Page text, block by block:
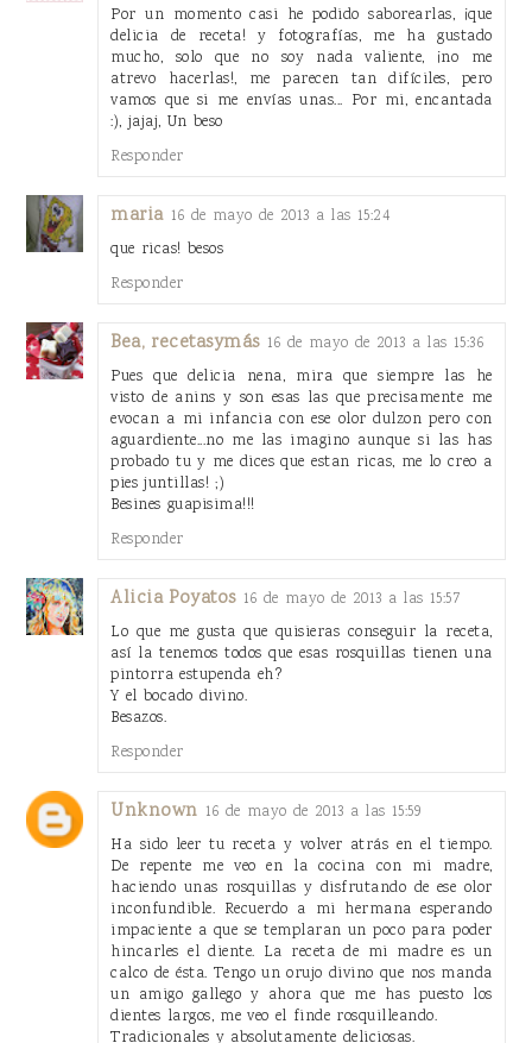
Por un momento casi he podido saborearlas, ¡que
delicia de receta! y fotografías, me ha gustado
mucho, solo que no soy nada valiente, ¡no me
atrevo hacerlas!, me parecen tan difíciles, pero
vamos que si me envías unas... Por mi, encantada
:), jajaj, Un beso
Responder
maria 16 de mayo de 2013 a las 15:24
que ricas! besos
Responder
Bea, recetasymás 16 de mayo de 2013 a las 15:36
Pues que delicia nena, mira que siempre las he
visto de anins y son esas las que precisamente me
evocan a mi infancia con ese olor dulzon pero con
aguardiente...no me las imagino aunque si las has
probado tu y me dices que estan ricas, me lo creo a
pies juntillas! ;)
Besines guapisima!!!
Responder
Alicia Poyatos 16 de mayo de 2013 a las 15:57
Lo que me gusta que quisieras conseguir la receta,
así la tenemos todos que esas rosquillas tienen una
pintorra estupenda eh?
Y el bocado divino.
Besazos.
Responder
Unknown 16 de mayo de 2013 a las 15:59
Ha sido leer tu receta y volver atrás en el tiempo.
De repente me veo en la cocina con mi madre,
haciendo unas rosquillas y disfrutando de ese olor
inconfundible. Recuerdo a mi hermana esperando
impaciente a que se templaran un poco para poder
hincarles el diente. La receta de mi madre es un
calco de ésta. Tengo un orujo divino que nos manda
un amigo gallego y ahora que me has puesto los
dientes largos, me veo el finde rosquilleando.
Tradicionales y absolutamente deliciosas.